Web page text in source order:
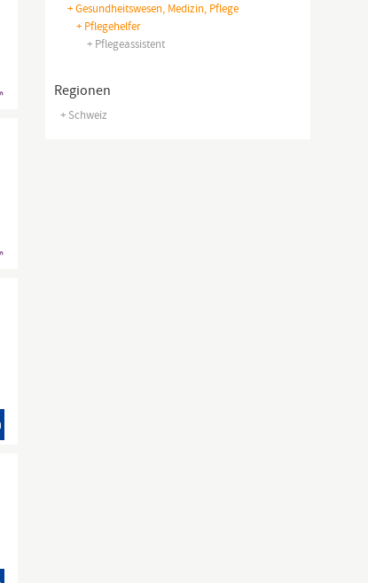
+ Gesundheitswesen, Medizin, Pflege
+ Pflegehelfer
+ Pflegeassistent
Regionen
+ Schweiz